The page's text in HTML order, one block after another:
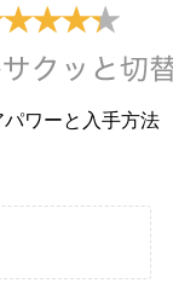
パワーと入手方法